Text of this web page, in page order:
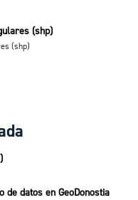
(shp)
(shp)
de datos en GeoDonostia